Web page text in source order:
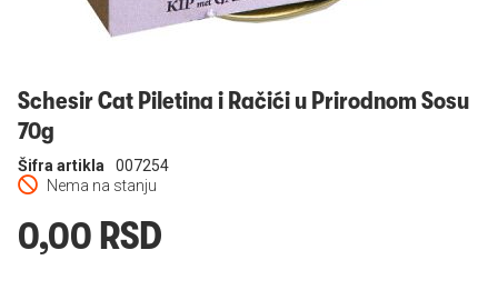
Schesir Cat Piletina i Račići u Prirodnom Sosu
70g
Nema na stanju
Šifra artikla 007254
0,00 RSD